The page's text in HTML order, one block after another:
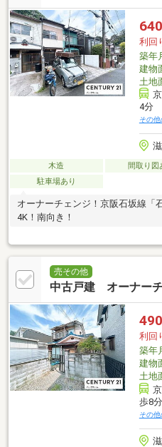
640
利回
築年
建物
土地
4分
その他
木造 間取り図
駐車場あり
オーナーチェンジ！京阪石坂線「
4K！南向き！
売その他
中古戸建 オーナー
490
利回
築年
建物
土地
歩8分
その他